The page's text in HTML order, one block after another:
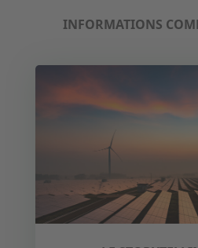
Comment pouvons-nous vous
Comment pouvons-nous
Société
INFORMATIONS